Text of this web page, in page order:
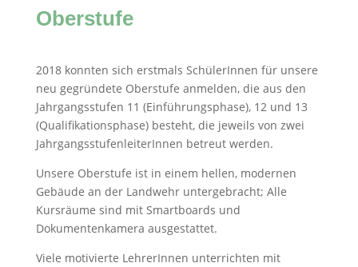
Oberstufe
2018 konnten sich erstmals SchülerInnen für unsere
neu gegründete Oberstufe anmelden, die aus den
Jahrgangsstufen 11 (Einführungsphase), 12 und 13
(Qualifikationsphase) besteht, die jeweils von zwei
JahrgangsstufenleiterInnen betreut werden.
Unsere Oberstufe ist in einem hellen, modernen
Gebäude an der Landwehr untergebracht; Alle
Kursräume sind mit Smartboards und
Dokumentenkamera ausgestattet.
Viele motivierte LehrerInnen unterrichten mit